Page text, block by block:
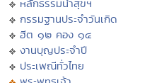
หลักธรรมนำสุขฯ
กรรมฐานประจำวันเกิด
ฮีต ๑๒ คอง ๑๔
งานบุญประจำปี
ประเพณีทั่วไทย